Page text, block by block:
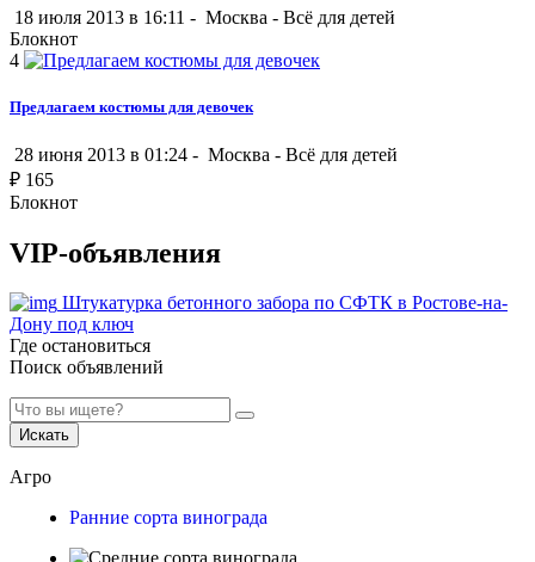
18 июля 2013 в 16:11 - Москва - Всё для детей
Блокнот
4
Предлагаем костюмы для девочек
28 июня 2013 в 01:24 - Москва - Всё для детей
₽ 165
Блокнот
VIP-объявления
Штукатурка бетонного забора по СФТК в Ростове-на-
Дону под ключ
Где остановиться
Поиск объявлений
Искать
Агро
Ранние сорта винограда